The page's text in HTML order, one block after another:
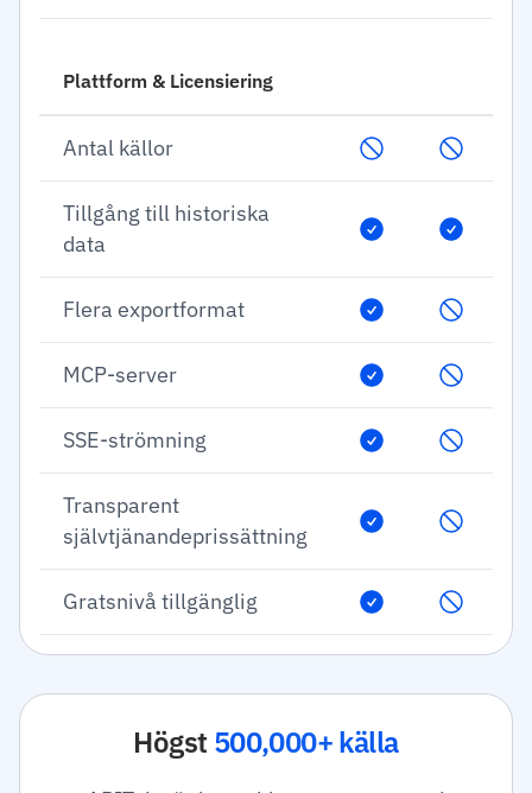
Plattform & Licensiering
Antal källor
Tillgång till historiska
data
Flera exportformat
MCP-server
SSE-strömning
Transparent
självtjänandeprissättning
Gratsnivå tillgänglig
Högst 500,000+ källa